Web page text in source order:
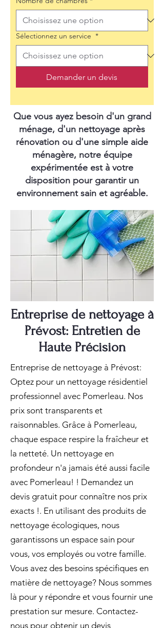
Sélectionnez un service *
Demander un devis
Que vous ayez besoin d'un grand
ménage, d'un nettoyage après
rénovation ou d'une simple aide
ménagère, notre équipe
expérimentée est à votre
disposition pour garantir un
environnement sain et agréable.
Entreprise de nettoyage à
Prévost: Entretien de
Haute Précision
Entreprise de nettoyage à Prévost:
Optez pour un nettoyage résidentiel
professionnel avec Pomerleau. Nos
prix sont transparents et
raisonnables. Grâce à Pomerleau,
chaque espace respire la fraîcheur et
la netteté. Un nettoyage en
profondeur n'a jamais été aussi facile
avec Pomerleau! ! Demandez un
devis gratuit pour connaître nos prix
exacts !. En utilisant des produits de
nettoyage écologiques, nous
garantissons un espace sain pour
vous, vos employés ou votre famille.
Vous avez des besoins spécifiques en
matière de nettoyage? Nous sommes
là pour y répondre et vous fournir une
prestation sur mesure. Contactez-
nous pour obtenir un devis